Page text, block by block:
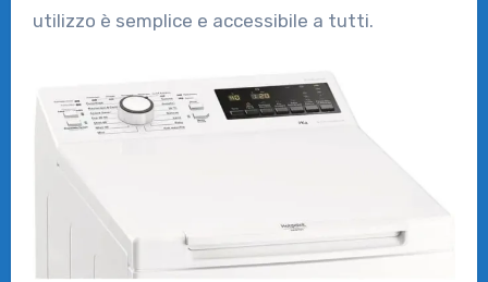
utilizzo è semplice e accessibile a tutti.